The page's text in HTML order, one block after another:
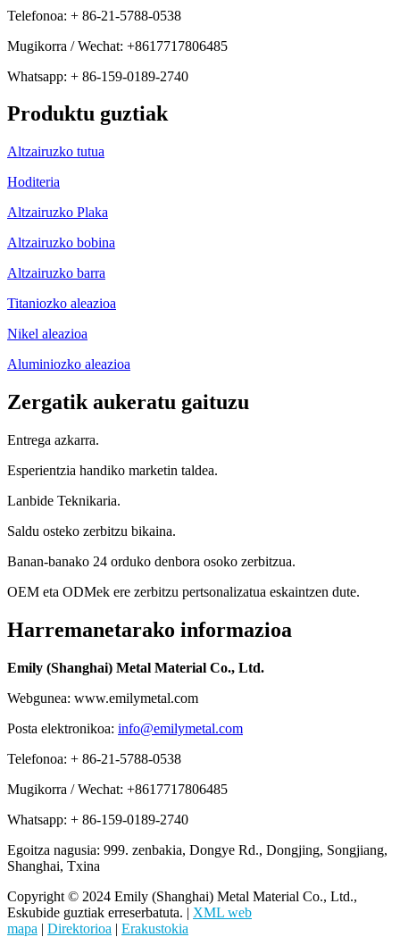
Telefonoa: + 86-21-5788-0538
Mugikorra / Wechat: +8617717806485
Whatsapp: + 86-159-0189-2740
Produktu guztiak
Altzairuzko tutua
Hoditeria
Altzairuzko Plaka
Altzairuzko bobina
Altzairuzko barra
Titaniozko aleazioa
Nikel aleazioa
Aluminiozko aleazioa
Zergatik aukeratu gaituzu
Entrega azkarra.
Esperientzia handiko marketin taldea.
Lanbide Teknikaria.
Saldu osteko zerbitzu bikaina.
Banan-banako 24 orduko denbora osoko zerbitzua.
OEM eta ODMek ere zerbitzu pertsonalizatua eskaintzen dute.
Harremanetarako informazioa
Emily (Shanghai) Metal Material Co., Ltd.
Webgunea: www.emilymetal.com
Posta elektronikoa: info@emilymetal.com
Telefonoa: + 86-21-5788-0538
Mugikorra / Wechat: +8617717806485
Whatsapp: + 86-159-0189-2740
Egoitza nagusia: 999. zenbakia, Dongye Rd., Dongjing, Songjiang,
Shanghai, Txina
Copyright © 2024 Emily (Shanghai) Metal Material Co., Ltd.,
Eskubide guztiak erreserbatuta. | XML web
mapa | Direktorioa | Erakustokia